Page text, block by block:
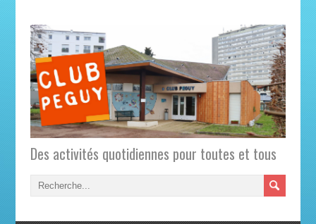
Des activités quotidiennes pour toutes et tous